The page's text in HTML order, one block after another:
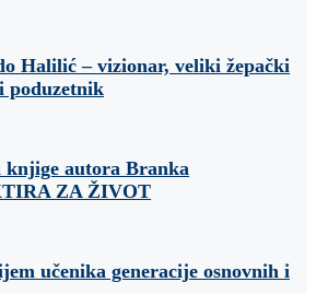
Halilić – vizionar, veliki žepački
poduzetnik
knjige autora Branka
ZA ŽIVOT
učenika generacije osnovnih i